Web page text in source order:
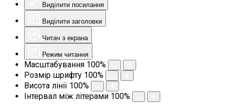
Виділити посилання
Виділити заголовки
Читач з екрана
Режим читання
Масштабування 100%
Розмір шрифту 100%
Висота лінії 100%
Інтервал між літерами 100%